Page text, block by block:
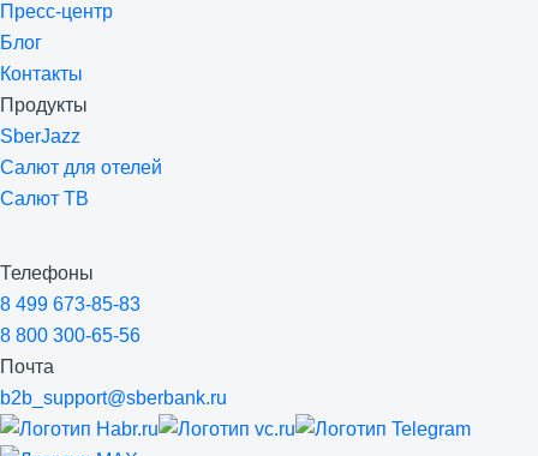
Пресс-центр
Блог
Контакты
Продукты
SberJazz
Салют для отелей
Салют ТВ
Телефоны
8 499 673-85-83
8 800 300-65-56
Почта
b2b_support@sberbank.ru